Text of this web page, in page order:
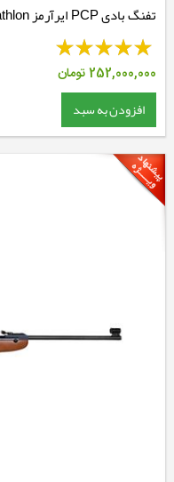
تفنگ بادی PCP ایرآرمز S400 MPR Biathlon
252,000,000تومان
افزودن به سبد